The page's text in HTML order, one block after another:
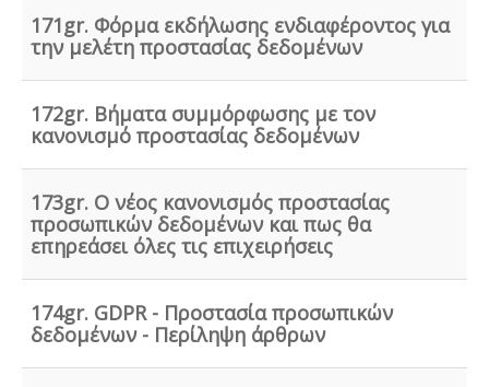
επιβάλλεται από τις νέες υγειονομικές διατάξεις του
Υπουργείου Υγείας.
Ηλεκτροδότηση αρδευτικών γεωτρήσεων - Για την
ηλεκτροδότηση αγροτικών γεωτρήσεων ή
εγκαταστάσεων και την εφαρμογή χαμηλού αγροτικού
τιμολογίου είναι υποχρεωτική η έκδοση άδειας χρήσης
νερού και του Δελτίου Γεωργοτεχνικών και
Γεωργοοικονομικών Στοιχείων.
171gr. Φόρμα εκδήλωσης ενδιαφέροντος για
την μελέτη προστασίας δεδομένων
172gr. Βήματα συμμόρφωσης με τον
κανονισμό προστασίας δεδομένων
173gr. Ο νέος κανονισμός προστασίας
προσωπικών δεδομένων και πως θα
επηρεάσει όλες τις επιχειρήσεις
174gr. GDPR - Προστασία προσωπικών
δεδομένων - Περίληψη άρθρων